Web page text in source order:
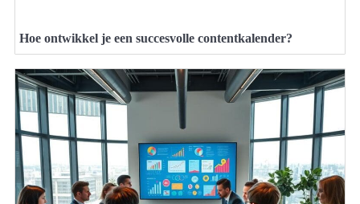
Hoe ontwikkel je een succesvolle contentkalender?